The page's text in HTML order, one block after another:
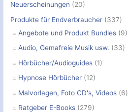
a
h
Neuerscheinungen (20)
Produkte für Endverbraucher (337)
Angebote und Produkt Bundles (9)
Audio, Gemafreie Musik usw. (33)
Hörbücher/Audioguides (1)
Hypnose Hörbücher (12)
Malvorlagen, Foto CD's, Videos (6)
Ratgeber E-Books (279)